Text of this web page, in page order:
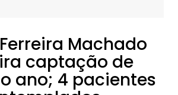
Machado
captação de
ano; 4 pacientes